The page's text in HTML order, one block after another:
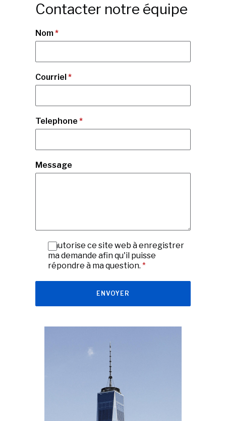
Contacter notre équipe
Nom*
Courriel *
Telephone *
Message
J'autorise ce site web à enregistrer
ma demande afin qu'il puisse
répondre à ma question. *
ENVOYER